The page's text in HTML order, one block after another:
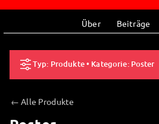
Über Beiträge
Typ: Produkte • Kategorie: Poster
← Alle Produkte